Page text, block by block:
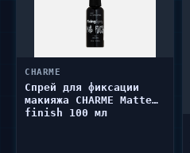
CHARME
Спрей для фиксации
макияжа CHARME Matte
finish 100 мл